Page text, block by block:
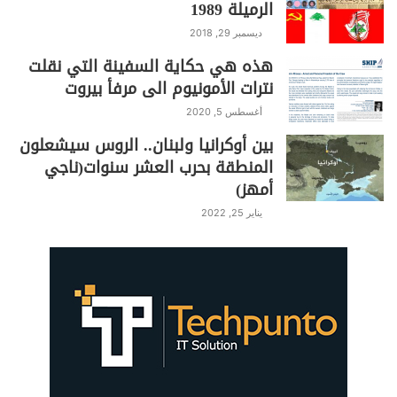
من جهة أخرى كان لانخفاض التصنيف
الائتماني بسبب تدهور الوضع المالي والذي
دفع وكالات التصنيف الائتماني الكبرى إلى
خفض تصنيف الكيان ، حيث خفضت وكالة
أغسطس 2024 بسبب زيادة الإنفاق
التحديات المستقبلية :
الرميلة 1989
ديسمبر 29, 2018
هذه هي حكاية السفينة التي نقلت
نترات الأمونيوم الى مرفأ بيروت
أغسطس 5, 2020
بين أوكرانيا ولبنان.. الروس سيشعلون
المنطقة بحرب العشر سنوات(ناجي
أمهز)
يناير 25, 2022